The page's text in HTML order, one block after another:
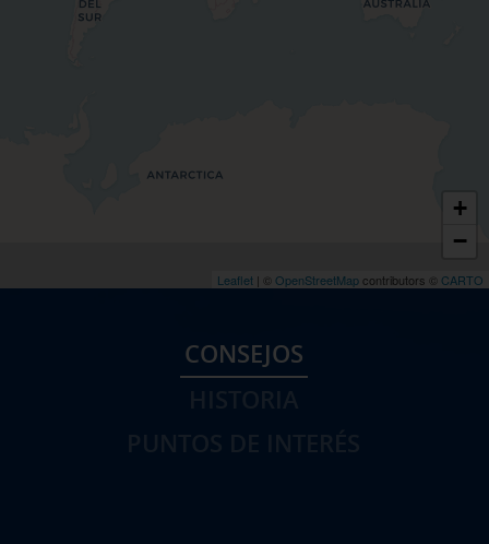
+
−
Leaflet | © OpenStreetMapcontributors © CARTO
CONSEJOS